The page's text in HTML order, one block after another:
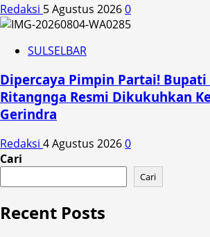
Redaksi 5 Agustus 20260
SULSELBAR
Dipercaya Pimpin Partai! Bupati
Ritangnga Resmi Dikukuhkan
Gerindra
Redaksi 4 Agustus 20260
Cari
Cari
Recent Posts